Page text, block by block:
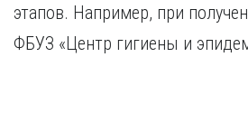
этапов. Например, при
ФБУЗ «Центр гигиены и